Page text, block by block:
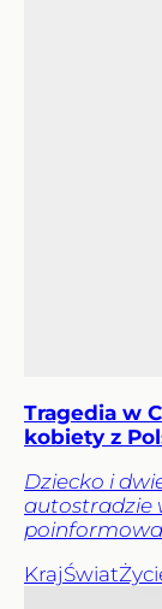
Tragedia w
kobiety z
Dziecko i
autostradzie
KrajŚwiat